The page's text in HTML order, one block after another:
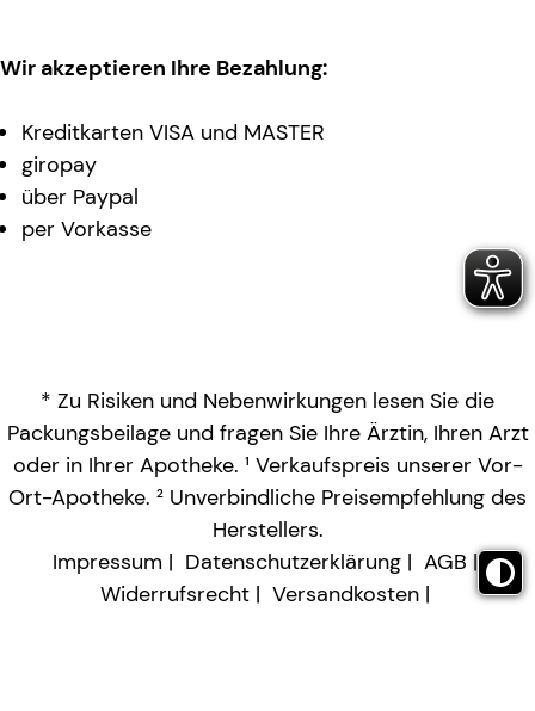
Wir akzeptieren Ihre Bezahlung:
Kreditkarten VISA und MASTER
giropay
über Paypal
per Vorkasse
* Zu Risiken und Nebenwirkungen lesen Sie die
Packungsbeilage und fragen Sie Ihre Ärztin, Ihren Arzt
oder in Ihrer Apotheke. ¹ Verkaufspreis unserer Vor-
Ort-Apotheke. ² Unverbindliche Preisempfehlung des
Herstellers.
Impressum
Datenschutzerklärung
AGB
Widerrufsrecht
Versandkosten